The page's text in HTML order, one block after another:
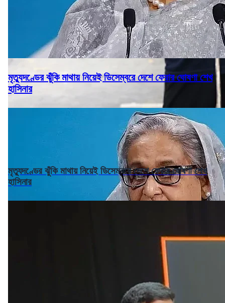
মৃত্যুদণ্ডের ঝুঁকি মাথায় নিয়েই ডিসেম্বরে দেশে ফেরার ঘোষণা শেখ
হাসিনার
মৃত্যুদণ্ডের ঝুঁকি মাথায় নিয়েই ডিসেম্বরে দেশে ফেরার ঘোষণা শেখ
হাসিনার